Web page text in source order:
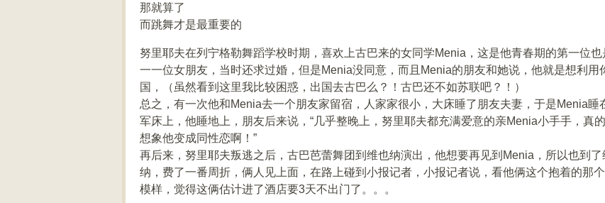
那就算了
而跳舞才是最重要的
努里耶夫在列宁格勒舞蹈学校时期，喜欢上古巴来的女同学Menia，这是他青春期的第一位也
一一位女朋友，当时还求过婚，但是Menia没同意，而且Menia的朋友和她说，他就是想利用
国，（虽然看到这里我比较困惑，出国去古巴么？！古巴还不如苏联吧？！）
总之，有一次他和Menia去一个朋友家留宿，人家家很小，大床睡了朋友夫妻，于是Menia睡
军床上，他睡地上，朋友后来说，“几乎整晚上，努里耶夫都充满爱意的亲Menia小手手，真
想象他变成同性恋啊！”
再后来，努里耶夫叛逃之后，古巴芭蕾舞团到维也纳演出，他想要再见到Menia，所以也到了
纳，费了一番周折，俩人见上面，在路上碰到小报记者，小报记者说，看他俩这个抱着的那
模样，觉得这俩估计进了酒店要3天不出门了。。。